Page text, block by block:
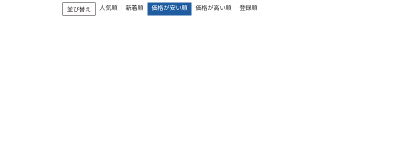
並び替え 人気順 新着順 価格が安い順 価格が高い順 登録順